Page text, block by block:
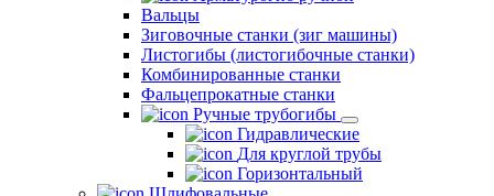
Вальцы
Зиговочные станки (зиг машины)
Листогибы (листогибочные станки)
Комбинированные станки
Фальцепрокатные станки
Ручные трубогибы
Гидравлические
Для круглой трубы
Горизонтальный